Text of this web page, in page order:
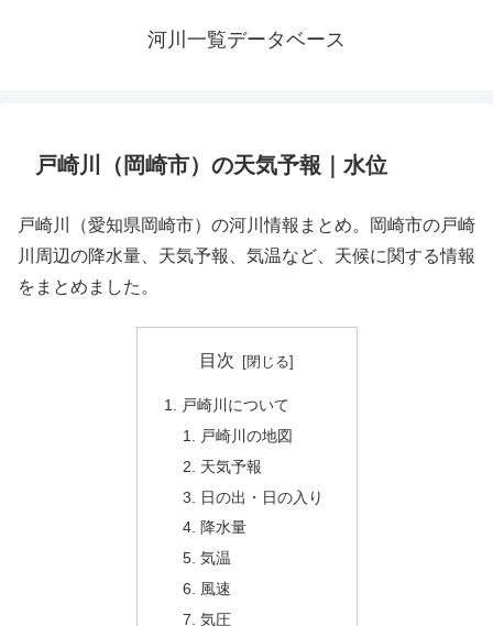
河川一覧データベース
戸崎川（岡崎市）の天気予報｜水位
戸崎川（愛知県岡崎市）の河川情報まとめ。岡崎市の戸崎
川周辺の降水量、天気予報、気温など、天候に関する情報
をまとめました。
目次
戸崎川について
戸崎川の地図
天気予報
日の出・日の入り
降水量
気温
風速
気圧